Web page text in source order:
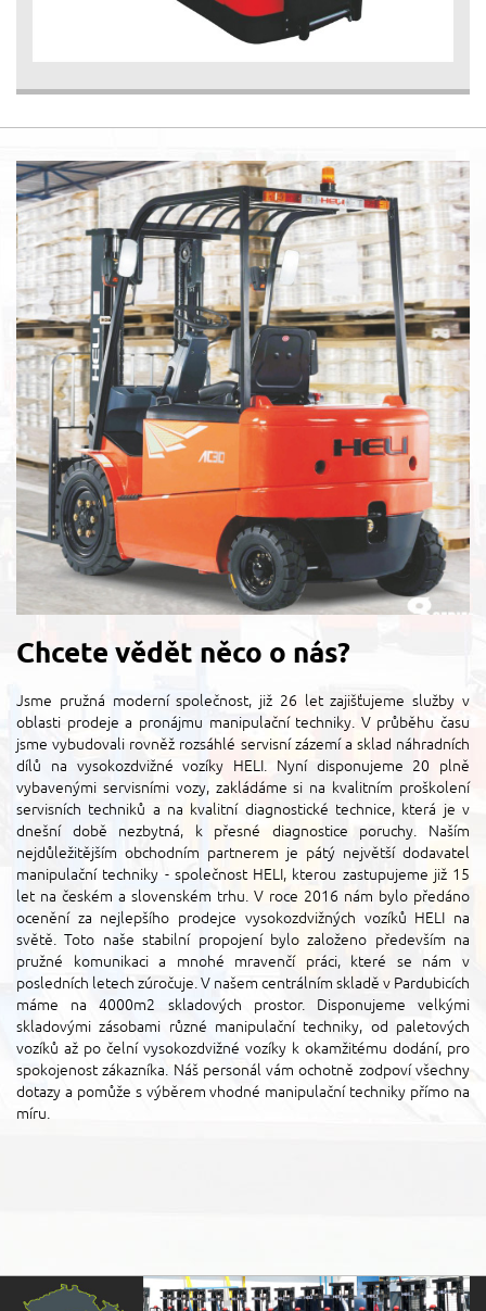
Chcete vědět něco o nás?
Jsme pružná moderní společnost, již 26 let zajišťujeme služby v
oblasti prodeje a pronájmu manipulační techniky. V průběhu času
jsme vybudovali rovněž rozsáhlé servisní zázemí a sklad náhradních
dílů na vysokozdvižné vozíky HELI. Nyní disponujeme 20 plně
vybavenými servisními vozy, zakládáme si na kvalitním proškolení
servisních techniků a na kvalitní diagnostické technice, která je v
dnešní době nezbytná, k přesné diagnostice poruchy. Naším
nejdůležitějším obchodním partnerem je pátý největší dodavatel
manipulační techniky - společnost HELI, kterou zastupujeme již 15
let na českém a slovenském trhu. V roce 2016 nám bylo předáno
ocenění za nejlepšího prodejce vysokozdvižných vozíků HELI na
světě. Toto naše stabilní propojení bylo založeno především na
pružné komunikaci a mnohé mravenčí práci, které se nám v
posledních letech zúročuje. V našem centrálním skladě v Pardubicích
máme na 4000m2 skladových prostor. Disponujeme velkými
skladovými zásobami různé manipulační techniky, od paletových
vozíků až po čelní vysokozdvižné vozíky k okamžitému dodání, pro
spokojenost zákazníka. Náš personál vám ochotně zodpoví všechny
dotazy a pomůže s výběrem vhodné manipulační techniky přímo na
míru.